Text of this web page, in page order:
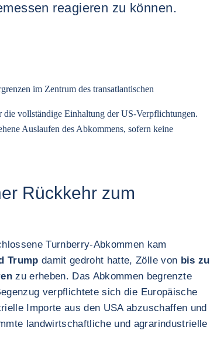
reagieren zu können.
im Zentrum des transatlantischen
die vollständige Einhaltung der US-Verpflichtungen.
Auslaufen des Abkommens, sofern keine
Rückkehr zum
Turnberry-Abkommen kam
Trump damit gedroht hatte, Zölle von bis zu
zu erheben. Das Abkommen begrenzte
verpflichtete sich die Europäische
Importe aus den USA abzuschaffen und
landwirtschaftliche und agrarindustrielle